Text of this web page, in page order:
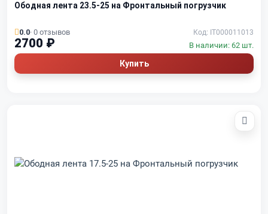
Ободная лента 23.5-25 на Фронтальный погрузчик
0.0· 0 отзывов Код: IT000011013
2700 ₽ В наличии: 62 шт.
Купить